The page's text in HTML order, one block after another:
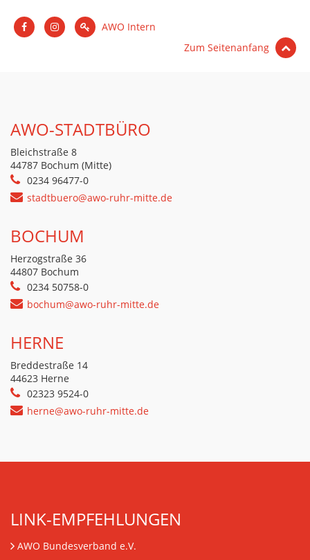
AWO Intern
Zum Seitenanfang
AWO-STADTBÜRO
Bleichstraße 8
44787 Bochum (Mitte)
0234 96477-0
stadtbuero@awo-ruhr-mitte.de
BOCHUM
Herzogstraße 36
44807 Bochum
0234 50758-0
bochum@awo-ruhr-mitte.de
HERNE
Breddestraße 14
44623 Herne
02323 9524-0
herne@awo-ruhr-mitte.de
LINK-EMPFEHLUNGEN
AWO Bundesverband e.V.